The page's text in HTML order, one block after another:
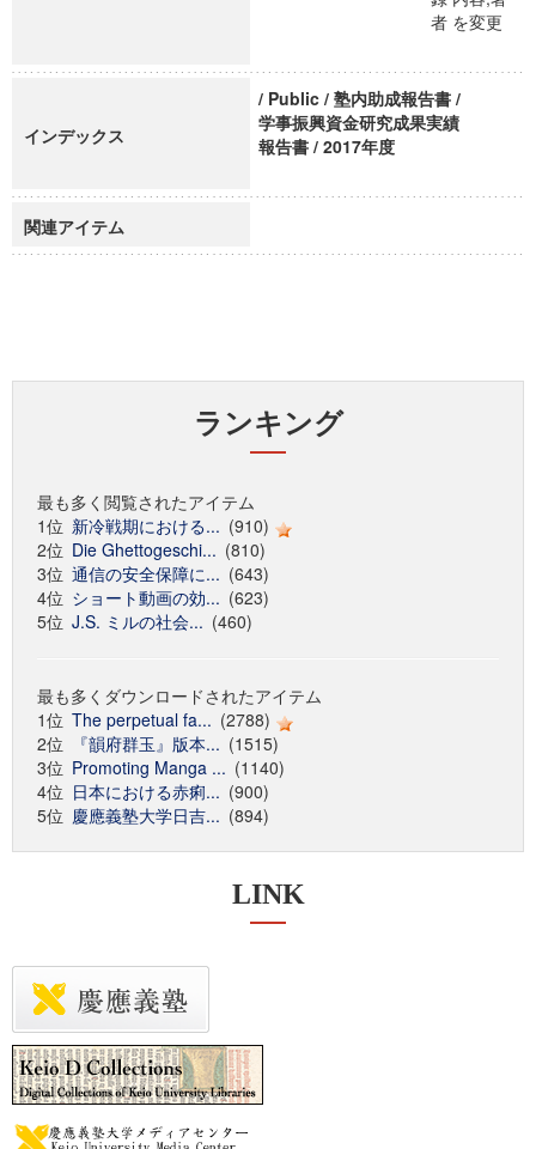
者 を変更
インデックス
/ Public / 塾内助成報告書 /
学事振興資金研究成果実績
報告書 / 2017年度
関連アイテム
ランキング
最も多く閲覧されたアイテム
1位 新冷戦期における... (910)
2位 Die Ghettogeschi... (810)
3位 通信の安全保障に... (643)
4位 ショート動画の効... (623)
5位 J.S. ミルの社会... (460)
最も多くダウンロードされたアイテム
1位 The perpetual fa... (2788)
2位
『韻府群玉』版本... (1515)
3位 Promoting Manga ... (1140)
4位 日本における赤痢... (900)
5位 慶應義塾大学日吉... (894)
LINK